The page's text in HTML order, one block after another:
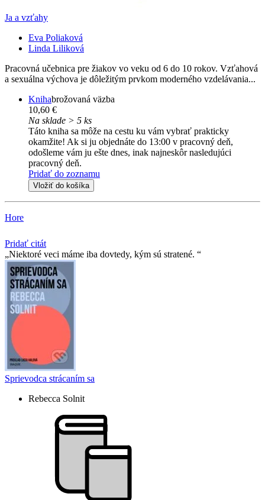
Ja a vzťahy
Eva Poliaková
Linda Liliková
Pracovná učebnica pre žiakov vo veku od 6 do 10 rokov. Vzťahová
a sexuálna výchova je dôležitým prvkom moderného vzdelávania...
Knihabrožovaná väzba
10,60 €
Na sklade > 5 ks
Táto kniha sa môže na cestu ku vám vybrať prakticky
okamžite! Ak si ju objednáte do 13:00 v pracovný deň,
odošleme vám ju ešte dnes, inak najneskôr nasledujúci
pracovný deň.
Pridať do zoznamu
Vložiť do košíka
Hore
Pridať citát
Niektoré veci máme iba dovtedy, kým sú stratené.
Sprievodca strácaním sa
Rebecca Solnit